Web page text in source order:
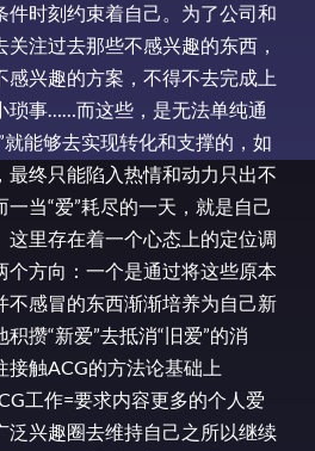
件时刻约束着自己。为了公司和
注过去那些不感兴趣的东西，
感兴趣的方案，不得不去完成上
琐事……而这些，是无法单纯通
就能够去实现转化和支撑的，如
最终只能陷入热情和动力只出不
当“爱”耗尽的一天，就是自己
这里存在着一个心态上的定位调
个方向：一个是通过将这些原本
不感冒的东西渐渐培养为自己新
攒“新爱”去抵消“旧爱”的消
触ACG的方法论基础上
工作=要求内容更多的个人爱
泛兴趣圈去维持自己之所以继续